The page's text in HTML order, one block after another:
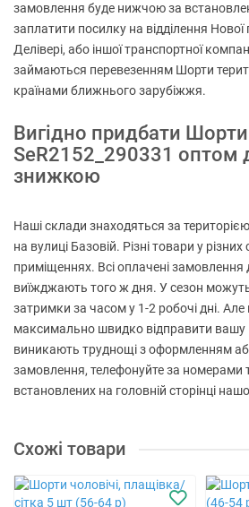
замовлення буде нижчою за
заплатити посилку на відділення
Делівері, або іншої транспортної
займаються перевезенням Шорти
країнами ближнього зарубіжжя.
Вигідно придбати Шорти
SeR2152_290331 оптом
знижкою
Наші склади знаходяться за
на вулиці Базовій. Різні товари у
приміщеннях. Всі оплачені замовлення
виїжджають того ж дня. У сезон
затримки за часом у 1-2 робочі дні.
максимально швидко відправити вашу
виникають труднощі з оформленням
замовлення, телефонуйте за номерами
встановлених на головній сторінці
Схожі товари